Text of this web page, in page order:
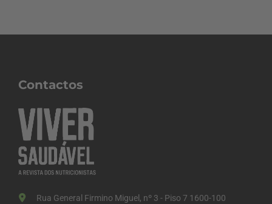
Contactos
Rua General Firmino Miguel, nº 3 - Piso 7 1600-100